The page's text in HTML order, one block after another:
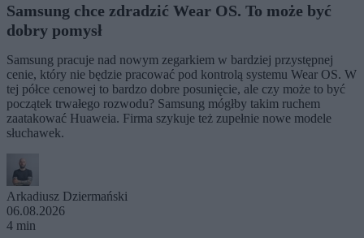
Samsung chce zdradzić Wear OS. To może być
dobry pomysł
Samsung pracuje nad nowym zegarkiem w bardziej przystępnej
cenie, który nie będzie pracować pod kontrolą systemu Wear OS. W
tej półce cenowej to bardzo dobre posunięcie, ale czy może to być
początek trwałego rozwodu? Samsung mógłby takim ruchem
zaatakować Huaweia. Firma szykuje też zupełnie nowe modele
słuchawek.
Arkadiusz Dziermański
06.08.2026
4 min